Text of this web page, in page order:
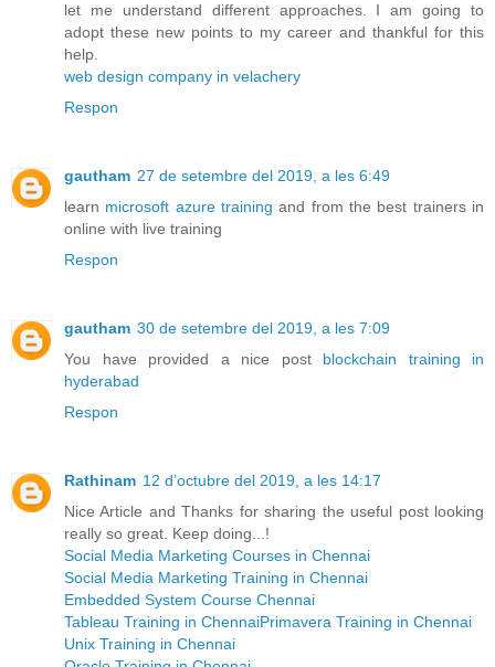
let me understand different approaches. I am going to
adopt these new points to my career and thankful for this
help.
web design company in velachery
Respon
gautham 27 de setembre del 2019, a les 6:49
learn microsoft azure training and from the best trainers in
online with live training
Respon
gautham 30 de setembre del 2019, a les 7:09
You have provided a nice post blockchain training in
hyderabad
Respon
Rathinam 12 d’octubre del 2019, a les 14:17
Nice Article and Thanks for sharing the useful post looking
really so great. Keep doing...!
Social Media Marketing Courses in Chennai
Social Media Marketing Training in Chennai
Embedded System Course Chennai
Tableau Training in ChennaiPrimavera Training in Chennai
Unix Training in Chennai